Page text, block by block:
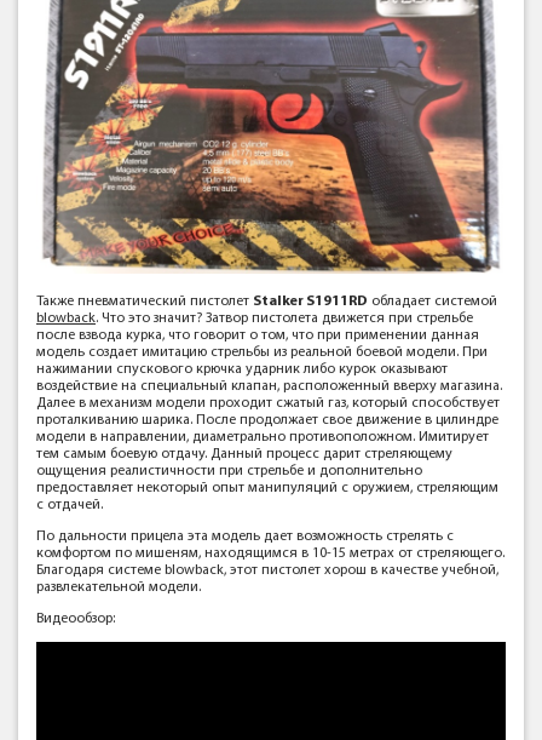
Также пневматический пистолет Stalker S1911RD обладает системой
blowback. Что это значит? Затвор пистолета движется при стрельбе
после взвода курка, что говорит о том, что при применении данная
модель создает имитацию стрельбы из реальной боевой модели. При
нажимании спускового крючка ударник либо курок оказывают
воздействие на специальный клапан, расположенный вверху магазина.
Далее в механизм модели проходит сжатый газ, который способствует
проталкиванию шарика. После продолжает свое движение в цилиндре
модели в направлении, диаметрально противоположном. Имитирует
тем самым боевую отдачу. Данный процесс дарит стреляющему
ощущения реалистичности при стрельбе и дополнительно
предоставляет некоторый опыт манипуляций с оружием, стреляющим
с отдачей.
По дальности прицела эта модель дает возможность стрелять с
комфортом по мишеням, находящимся в 10-15 метрах от стреляющего.
Благодаря системе blowback, этот пистолет хорош в качестве учебной,
развлекательной модели.
Видеообзор: